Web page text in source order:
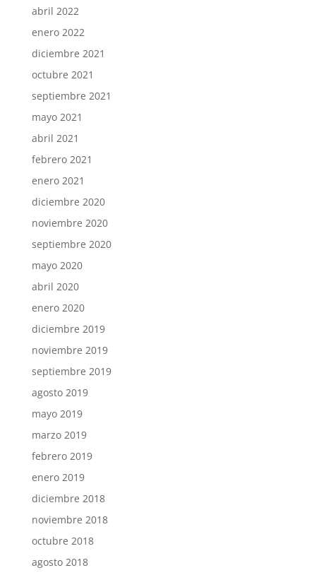
abril 2022
enero 2022
diciembre 2021
octubre 2021
septiembre 2021
mayo 2021
abril 2021
febrero 2021
enero 2021
diciembre 2020
noviembre 2020
septiembre 2020
mayo 2020
abril 2020
enero 2020
diciembre 2019
noviembre 2019
septiembre 2019
agosto 2019
mayo 2019
marzo 2019
febrero 2019
enero 2019
diciembre 2018
noviembre 2018
octubre 2018
agosto 2018